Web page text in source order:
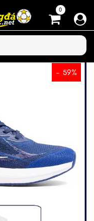
0
- 59%